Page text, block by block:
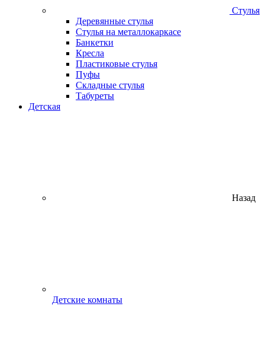
Стулья
Деревянные стулья
Стулья на металлокаркасе
Банкетки
Кресла
Пластиковые стулья
Пуфы
Складные стулья
Табуреты
Детская
Назад
Детские комнаты